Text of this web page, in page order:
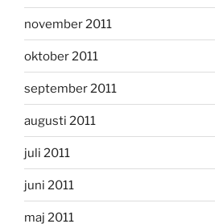
november 2011
oktober 2011
september 2011
augusti 2011
juli 2011
juni 2011
maj 2011